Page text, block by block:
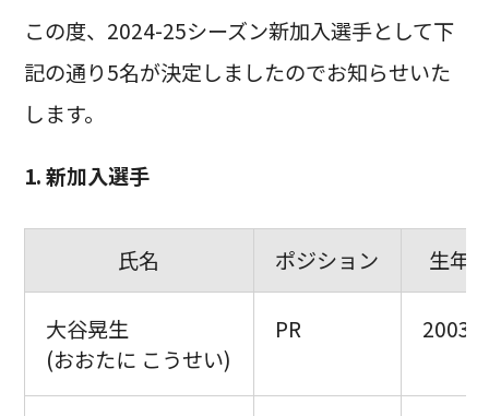
この度、2024-25シーズン新加入選手として下
記の通り5名が決定しましたのでお知らせいた
します。
1. 新加入選手
氏名 ポジション 生年
大谷晃生
(おおたに こうせい)
PR